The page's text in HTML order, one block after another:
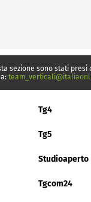
sezione sono stati
Tg4
Tg5
Studioaperto
Tgcom24